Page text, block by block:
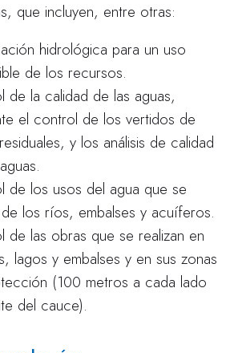
que incluyen, entre otras:
hidrológica para un uso
de los recursos.
de la calidad de las aguas,
el control de los vertidos de
y los análisis de calidad
de los usos del agua que se
los ríos, embalses y acuíferos.
de las obras que se realizan en
lagos y embalses y en sus zonas
(100 metros a cada lado
del cauce).